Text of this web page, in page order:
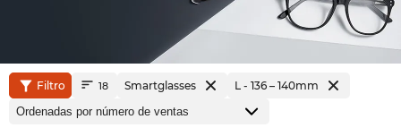
Filtro 18 Smartglasses L - 136 – 140mm